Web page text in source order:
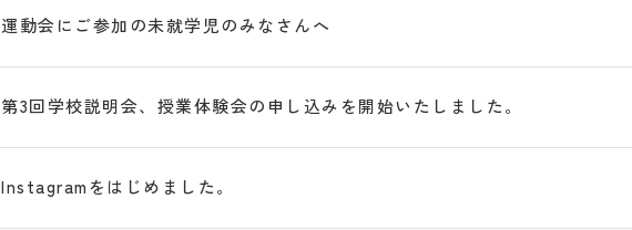
運動会にご参加の未就学児のみなさんへ
第3回学校説明会、授業体験会の申し込みを開始いたしました。
Instagramをはじめました。